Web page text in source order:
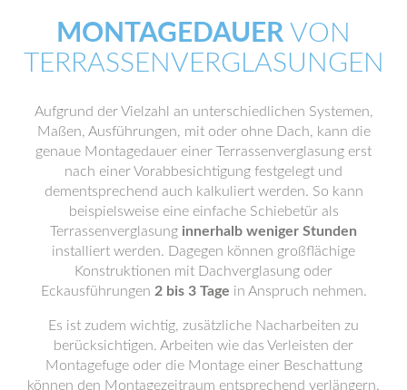
MONTAGEDAUER VON
TERRASSENVERGLASUNGEN
Aufgrund der Vielzahl an unterschiedlichen Systemen,
Maßen, Ausführungen, mit oder ohne Dach, kann die
genaue Montagedauer einer Terrassenverglasung erst
nach einer Vorabbesichtigung festgelegt und
dementsprechend auch kalkuliert werden. So kann
beispielsweise eine einfache Schiebetür als
Terrassenverglasung innerhalb weniger Stunden
installiert werden. Dagegen können großflächige
Konstruktionen mit Dachverglasung oder
Eckausführungen 2 bis 3 Tage in Anspruch nehmen.
Es ist zudem wichtig, zusätzliche Nacharbeiten zu
berücksichtigen. Arbeiten wie das Verleisten der
Montagefuge oder die Montage einer Beschattung
können den Montagezeitraum entsprechend verlängern.